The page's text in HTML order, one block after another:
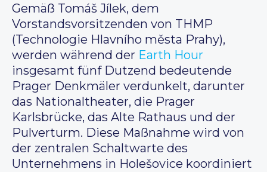
Gemäß Tomáš Jílek, dem
Vorstandsvorsitzenden von THMP
(Technologie Hlavního města Prahy),
werden während der Earth Hour
insgesamt fünf Dutzend bedeutende
Prager Denkmäler verdunkelt, darunter
das Nationaltheater, die Prager
Karlsbrücke, das Alte Rathaus und der
Pulverturm. Diese Maßnahme wird von
der zentralen Schaltwarte des
Unternehmens in Holešovice koordiniert